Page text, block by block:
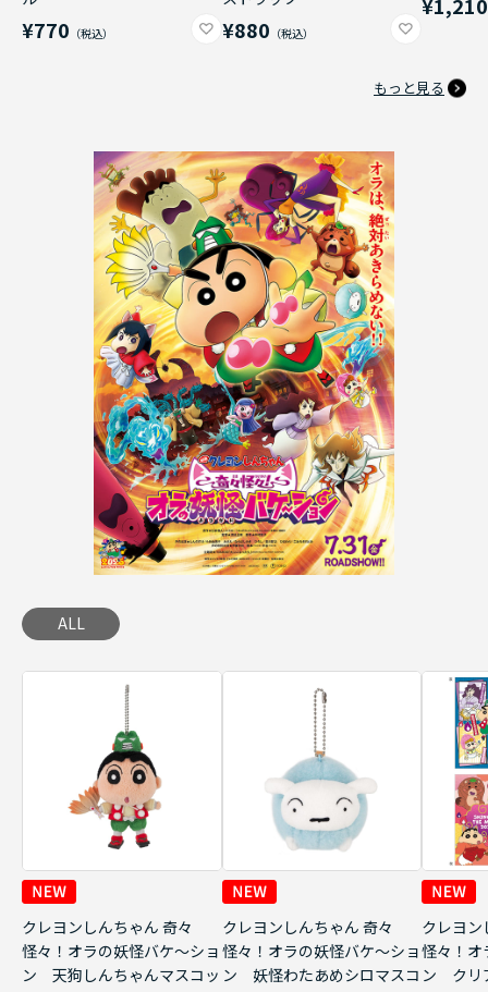
¥770 ¥880
もっと見る
ALL
クレヨンしんちゃん 奇々
怪々！オラの妖怪バケ～ショ
ン 天狗しんちゃんマスコッ
クレヨンしんちゃん 奇々
怪々！オラの妖怪バケ～ショ
ン 妖怪わたあめシロマスコ
クレヨン
怪々！オ
ン クリ